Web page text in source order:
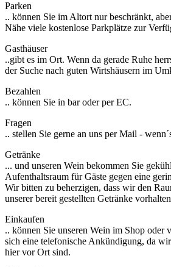
Parken
.. können Sie im Altort nur beschränkt,
Nähe viele kostenlose Parkplätze zur
Gasthäuser
..gibt es im Ort. Wenn da gerade Ruhe
der Suche nach guten Wirtshäusern im
Bezahlen
.. können Sie in bar oder per EC.
Fragen
.. stellen Sie gerne an uns per Mail -
Getränke
... und unseren Wein bekommen Sie
Aufenthaltsraum für Gäste gegen eine
Wir bitten zu beherzigen, dass wir den
unserer bereit gestellten Getränke
Einkaufen
.. können Sie unseren Wein im Shop
sich eine telefonische Ankündigung, da
hier vor Ort sind.